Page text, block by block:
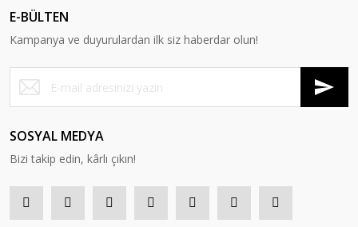
E-BÜLTEN
Kampanya ve duyurulardan ilk siz haberdar olun!
SOSYAL MEDYA
Bizi takip edin, kârlı çıkın!